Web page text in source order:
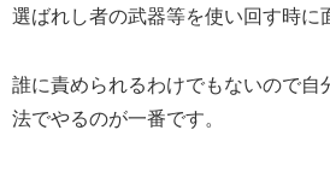
選ばれし者の武器等を使い回す時に
誰に責められるわけでもないので自
法でやるのが一番です。